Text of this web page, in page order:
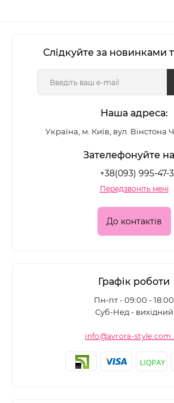
Слідкуйте за новинками
Наша адреса:
Україна, м. Київ, вул. Вінстона
Зателефонуйте
+38(093) 995-47-
Передзвоніть мені
До контактів
Графік роботи
Пн-пт - 09:00 - 18:00
Суб-Нед - вихідний
info@avrora-